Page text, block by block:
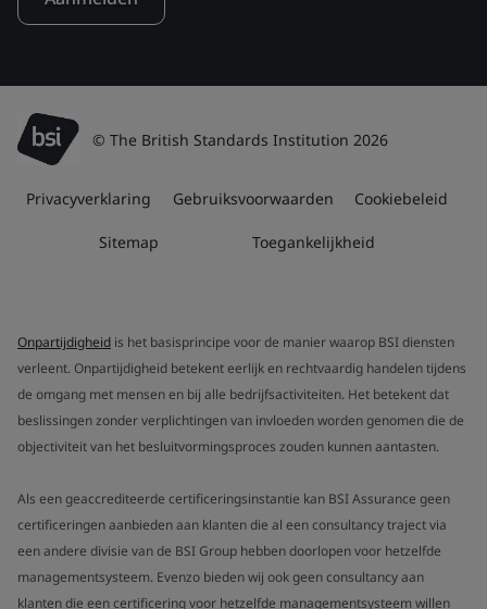
© The British Standards Institution 2026
Privacyverklaring Gebruiksvoorwaarden Cookiebeleid
Sitemap Toegankelijkheid
Onpartijdigheid is het basisprincipe voor de manier waarop BSI diensten
verleent. Onpartijdigheid betekent eerlijk en rechtvaardig handelen tijdens
de omgang met mensen en bij alle bedrijfsactiviteiten. Het betekent dat
beslissingen zonder verplichtingen van invloeden worden genomen die de
objectiviteit van het besluitvormingsproces zouden kunnen aantasten.
Als een geaccrediteerde certificeringsinstantie kan BSI Assurance geen
certificeringen aanbieden aan klanten die al een consultancy traject via
een andere divisie van de BSI Group hebben doorlopen voor hetzelfde
managementsysteem. Evenzo bieden wij ook geen consultancy aan
klanten die een certificering voor hetzelfde managementsysteem willen